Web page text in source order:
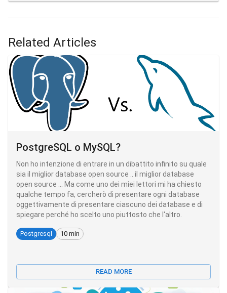
the fundamentals fundamentals are enough to be highly
Related Articles
PostgreSQL o MySQL?
Non ho intenzione di entrare in un dibattito infinito su quale
sia il miglior database open source .. il miglior database
open source ... Ma come uno dei miei lettori mi ha chiesto
qualche tempo fa, cercherò di presentare ogni database
oggettivamente di presentare ciascuno dei database e di
spiegare perché ho scelto uno piuttosto che l'altro.
Postgresql 10 min
READ MORE